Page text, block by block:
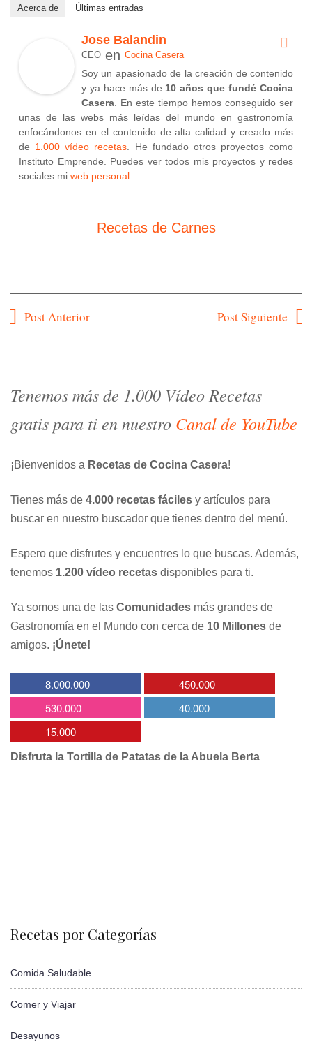
Acerca de Últimas entradas
Jose Balandin
CEO en Cocina Casera
Soy un apasionado de la creación de contenido
y ya hace más de 10 años que fundé Cocina
Casera . En este tiempo hemos conseguido ser
unas de las webs más leídas del mundo en gastronomía
enfocándonos en el contenido de alta calidad y creado más
de 1.000 vídeo recetas . He fundado otros proyectos como
Instituto Emprende. Puedes ver todos mis proyectos y redes
sociales mi web personal
Recetas de Carnes
Navegación
Post Anterior Post Siguiente
Tenemos más de 1.000 Vídeo Recetas
gratis para ti en nuestro Canal de YouTube
¡Bienvenidos a Recetas de Cocina Casera!
Tienes más de 4.000 recetas fáciles y artículos para
buscar en nuestro buscador que tienes dentro del menú.
Espero que disfrutes y encuentres lo que buscas. Además,
tenemos 1.200 vídeo recetas disponibles para ti.
Ya somos una de las Comunidades más grandes de
Gastronomía en el Mundo con cerca de 10 Millones de
amigos. ¡Únete!
8.000.000
450.000
530.000
40.000
15.000
Disfruta la Tortilla de Patatas de la Abuela Berta
Recetas por Categorías
Comida Saludable
Comer y Viajar
Desayunos